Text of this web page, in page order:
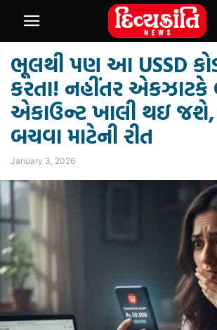
ભૂલથી પણ આ USSD
કરતા! નહીંતર
એકાઉન્ટ ખાલી થઇ જશે,
બચવા માટેની રીત
January 3, 2026